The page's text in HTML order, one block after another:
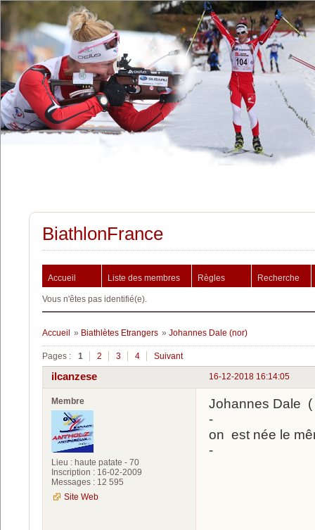
BiathlonFrance
Accueil Liste des membres Règles Recherche
Vous n'êtes pas identifié(e).
Accueil » Biathlètes Etrangers » Johannes Dale (nor)
Pages : 1 2 3 4 Suivant
16-12-2018 16:14:05
ilcanzese
Membre
Lieu : haute patate - 70
Inscription : 16-02-2009
Messages : 12 595
Site Web
Johannes Dale
-
on est née le
-